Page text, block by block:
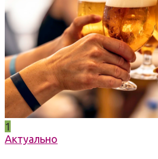
1
Актуально